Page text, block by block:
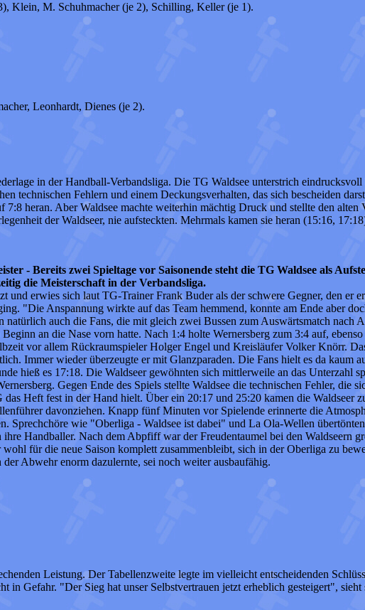
Klein, M. Schuhmacher (je 2), Schilling, Keller (je 1).
Leonhardt, Dienes (je 2).
in der Handball-Verbandsliga. Die TG Waldsee unterstrich
technischen Fehlern und einem Deckungsverhalten, das sich bescheiden
heran. Aber Waldsee machte weiterhin mächtig Druck und stellte den alten
der Waldseer, nie aufsteckten. Mehrmals kamen sie heran (15:16,
- Bereits zwei Spieltage vor Saisonende steht die TG Waldsee als
die Meisterschaft in der Verbandsliga.
erwies sich laut TG-Trainer Frank Buder als der schwere Gegner, den er
"Die Anspannung wirkte auf das Team hemmend, konnte am Ende aber
auch die Fans, die mit gleich zwei Bussen zum Auswärtsmatch nach
an die Nase vorn hatte. Nach 1:4 holte Wernersberg zum 3:4 auf,
vor allem Rückraumspieler Holger Engel und Kreisläufer Volker Knörr.
Immer wieder überzeugte er mit Glanzparaden. Die Fans hielt es da kaum
hieß es 17:18. Die Waldseer gewöhnten sich mittlerweile an das Unterzahl
Gegen Ende des Spiels stellte Waldsee die technischen Fehler, die
Heft fest in der Hand hielt. Über ein 20:17 und 25:20 kamen die Waldseer
davonziehen. Knapp fünf Minuten vor Spielende erinnerte die
Sprechchöre wie "Oberliga - Waldsee ist dabei" und La Ola-Wellen
Handballer. Nach dem Abpfiff war der Freudentaumel bei den Waldseern
für die neue Saison komplett zusammenbleibt, sich in der Oberliga zu
Abwehr enorm dazulernte, sei noch weiter ausbaufähig.
Leistung. Der Tabellenzweite legte im vielleicht entscheidenden
in Gefahr. "Der Sieg hat unser Selbstvertrauen jetzt erheblich gesteigert",